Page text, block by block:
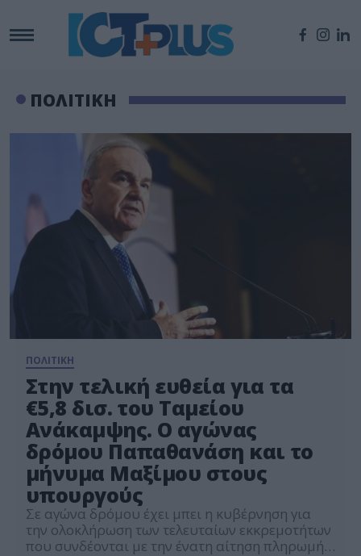
ΠΟΛΙΤΙΚΗ
ΠΟΛΙΤΙΚΗ
Στην τελική ευθεία για τα
€5,8 δισ. του Ταμείου
Ανάκαμψης. Ο αγώνας
δρόμου Παπαθανάση και το
μήνυμα Μαξίμου στους
υπουργούς
Σε αγώνα δρόμου έχει μπει η κυβέρνηση για
την ολοκλήρωση των τελευταίων εκκρεμοτήτων
που συνδέονται με την ένατη αίτηση πληρωμής